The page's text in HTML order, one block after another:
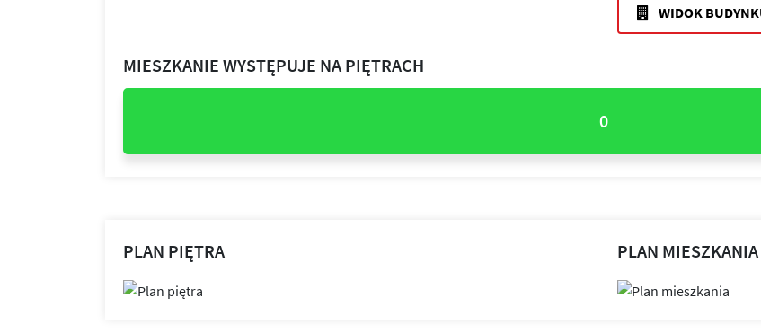
WIDOK
MIESZKANIE WYSTĘPUJE NA PIĘTRACH
0
PLAN PIĘTRA PLAN MIESZKANIA